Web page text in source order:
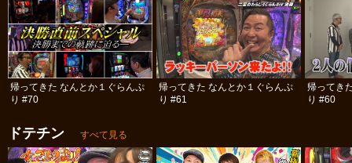
帰ってきた なんとか１ぐらんぷ
り #70
帰ってきた なんとか１ぐらんぷ
り #61
帰ってき
り #60
ドテチン すべて見る